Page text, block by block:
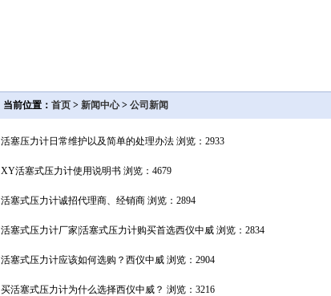
当前位置： 首页 > 新闻中心> 公司新闻
活塞压力计日常维护以及简单的处理办法 浏览：2933
XY活塞式压力计使用说明书 浏览：4679
活塞式压力计诚招代理商、经销商 浏览：2894
活塞式压力计厂家|活塞式压力计购买首选西仪中威 浏览：2834
活塞式压力计应该如何选购？西仪中威 浏览：2904
买活塞式压力计为什么选择西仪中威？ 浏览：3216